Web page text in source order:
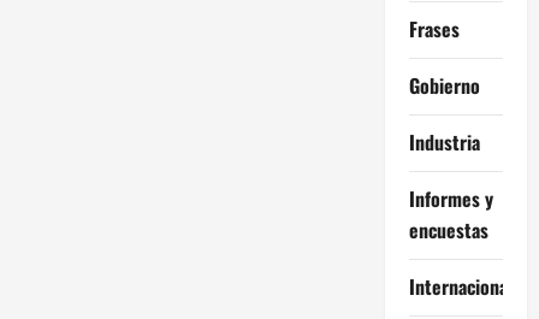
Frases
Gobierno
Industria
Informes y
encuestas
Internacional